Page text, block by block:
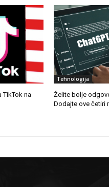
TikTok na
Tehnologija
Želite bolje
Dodajte ove četiri